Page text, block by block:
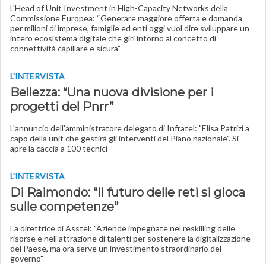
L'Head of Unit Investment in High-Capacity Networks della
Commissione Europea: “Generare maggiore offerta e domanda
per milioni di imprese, famiglie ed enti oggi vuol dire sviluppare un
intero ecosistema digitale che giri intorno al concetto di
connettività capillare e sicura”
L'INTERVISTA
Bellezza: “Una nuova divisione per i
progetti del Pnrr”
L'annuncio dell'amministratore delegato di Infratel: "Elisa Patrizi a
capo della unit che gestirà gli interventi del Piano nazionale". Si
apre la caccia a 100 tecnici
L'INTERVISTA
Di Raimondo: “Il futuro delle reti si gioca
sulle competenze”
La direttrice di Asstel: "Aziende impegnate nel reskilling delle
risorse e nell'attrazione di talenti per sostenere la digitalizzazione
del Paese, ma ora serve un investimento straordinario del
governo"